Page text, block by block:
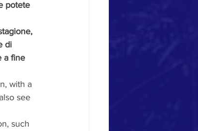
potete
di
a fine
with a
see
such